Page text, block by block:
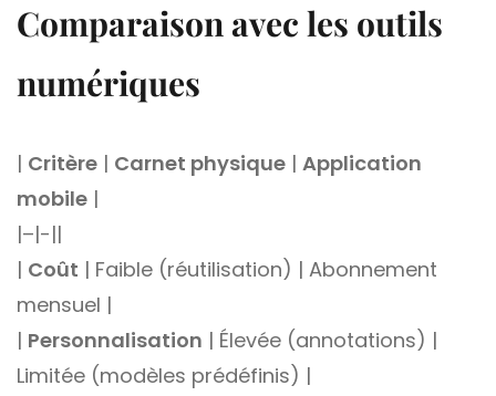
Comparaison avec les outils
numériques
| Critère | Carnet physique | Application
mobile |
|–|-||
| Coût | Faible (réutilisation) | Abonnement
mensuel |
| Personnalisation | Élevée (annotations) |
Limitée (modèles prédéfinis) |